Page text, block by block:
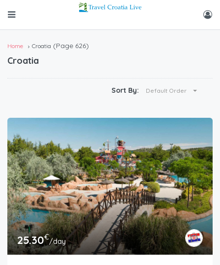
Home Croatia (Page 626)
Croatia
Sort By: Default Order
25.30€/day